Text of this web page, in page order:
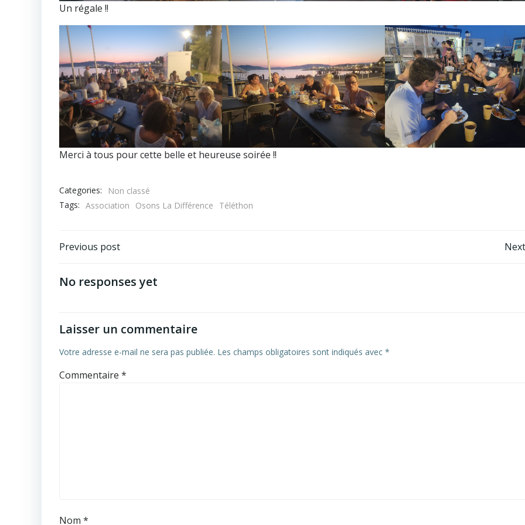
Un régale !!
Merci à tous pour cette belle et heureuse soirée !!
Categories:
Non classé
Tags: Association Osons La Différence Téléthon
Post
navigation
Previous post
No responses yet
Laisser un commentaire
Votre adresse e-mail ne sera pas publiée. Les champs obligatoires sont indiqués avec *
Commentaire *
Nom *